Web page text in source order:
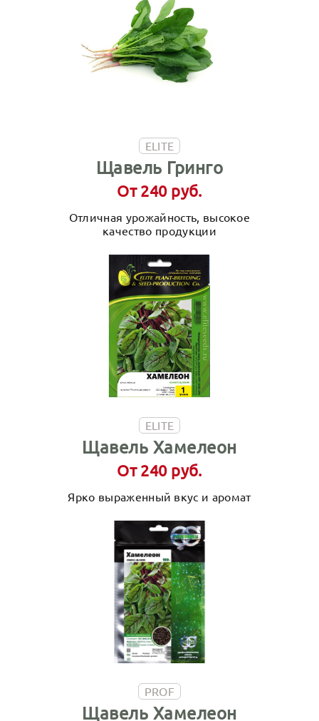
ELITE
Щавель Гринго
От 240 руб.
Отличная урожайность, высокое
качество продукции
ELITE
Щавель Хамелеон
От 240 руб.
Ярко выраженный вкус и аромат
PROF
Щавель Хамелеон